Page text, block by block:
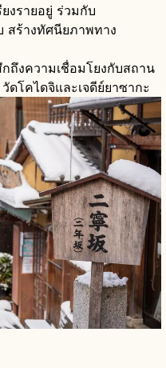
งรายอยู่ ร่วมกับ
สร้างทัศนียภาพทาง
ถึงความเชื่อมโยงกับสถาน
ดโคไดจิและเจดีย์ยาซากะ